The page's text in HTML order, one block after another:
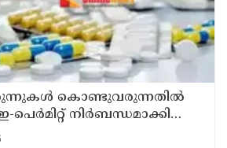
കൊണ്ടുവരുന്നതില്‍
നിര്‍ബന്ധമാക്കി